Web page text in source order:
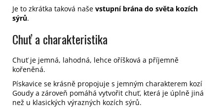
Je to zkrátka taková naše vstupní brána do světa kozích
sýrů.
Chuť a charakteristika
Chuť je jemná, lahodná, lehce oříšková a příjemně
kořeněná.
Pískavice se krásně propojuje s jemným charakterem kozí
Goudy a zároveň pomáhá vytvořit chuť, která je úplně jiná
než u klasických výrazných kozích sýrů.